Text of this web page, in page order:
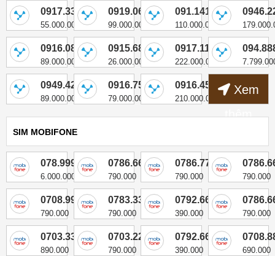
0917.33.5678
55.000.000
0919.06.2222
99.000.000
091.141.7777
110.000.000
0916.08.2222
89.000.000
0915.688.777
26.000.000
0917.111.888
222.000.000
0949.42.5555
89.000.000
0916.757.979
79.000.000
0916.456.456
210.000.000
Xem
thêm
SIM MOBIFONE
078.999.8181
6.000.000
0786.66.77.44
790.000
0786.77.66.00
790.000 790.000
0708.99.44.55
790.000
0783.33.77.66
790.000
0792.666.511
390.000 790.000
0703.33.22.11
890.000
0703.22.44.11
790.000
0792.666.399
390.000 690.000